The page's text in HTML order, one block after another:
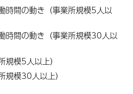
時間の動き（事業所規模5人以
時間の動き（事業所規模30人以
規模5人以上）
規模30人以上）